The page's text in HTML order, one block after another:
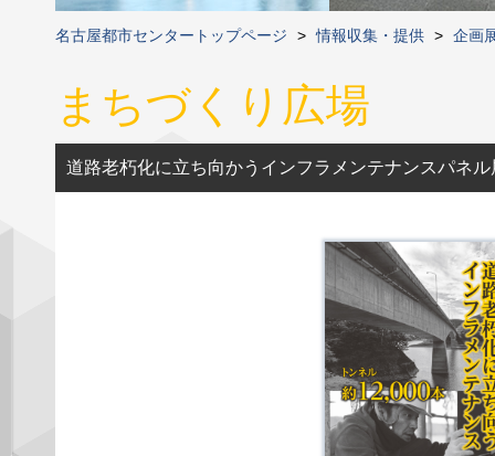
名古屋都市センタートップページ > 情報収集・提供 > 企画
まちづくり広場
道路老朽化に立ち向かうインフラメンテナンスパネル